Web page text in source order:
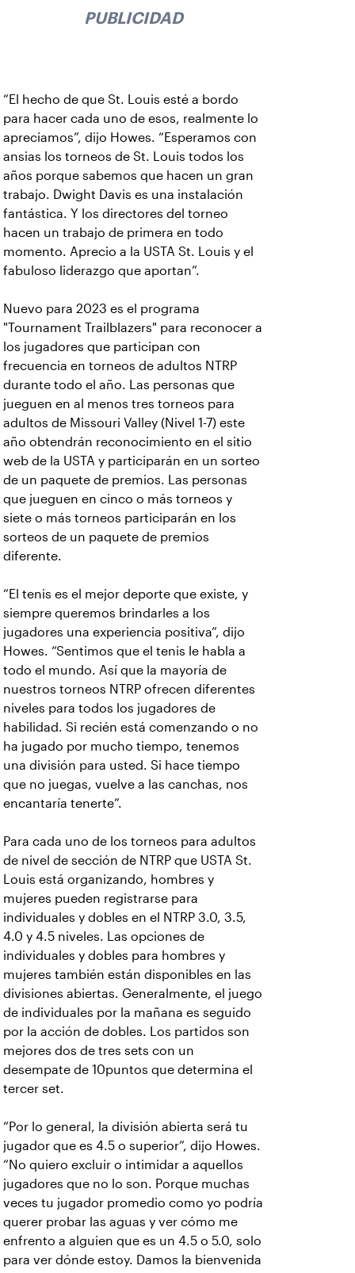
PUBLICIDAD
“El hecho de que St. Louis esté a bordo
para hacer cada uno de esos, realmente lo
apreciamos”, dijo Howes. “Esperamos con
ansias los torneos de St. Louis todos los
años porque sabemos que hacen un gran
trabajo. Dwight Davis es una instalación
fantástica. Y los directores del torneo
hacen un trabajo de primera en todo
momento. Aprecio a la USTA St. Louis y el
fabuloso liderazgo que aportan”.
Nuevo para 2023 es el programa
"Tournament Trailblazers" para reconocer a
los jugadores que participan con
frecuencia en torneos de adultos NTRP
durante todo el año. Las personas que
jueguen en al menos tres torneos para
adultos de Missouri Valley (Nivel 1-7) este
año obtendrán reconocimiento en el sitio
web de la USTA y participarán en un sorteo
de un paquete de premios. Las personas
que jueguen en cinco o más torneos y
siete o más torneos participarán en los
sorteos de un paquete de premios
diferente.
“El tenis es el mejor deporte que existe, y
siempre queremos brindarles a los
jugadores una experiencia positiva”, dijo
Howes. “Sentimos que el tenis le habla a
todo el mundo. Así que la mayoría de
nuestros torneos NTRP ofrecen diferentes
niveles para todos los jugadores de
habilidad. Si recién está comenzando o no
ha jugado por mucho tiempo, tenemos
una división para usted. Si hace tiempo
que no juegas, vuelve a las canchas, nos
encantaría tenerte”.
Para cada uno de los torneos para adultos
de nivel de sección de NTRP que USTA St.
Louis está organizando, hombres y
mujeres pueden registrarse para
individuales y dobles en el NTRP 3.0, 3.5,
4.0 y 4.5 niveles. Las opciones de
individuales y dobles para hombres y
mujeres también están disponibles en las
divisiones abiertas. Generalmente, el juego
de individuales por la mañana es seguido
por la acción de dobles. Los partidos son
mejores dos de tres sets con un
desempate de 10puntos que determina el
tercer set.
“Por lo general, la división abierta será tu
jugador que es 4.5 o superior”, dijo Howes.
“No quiero excluir o intimidar a aquellos
jugadores que no lo son. Porque muchas
veces tu jugador promedio como yo podría
querer probar las aguas y ver cómo me
enfrento a alguien que es un 4.5 o 5.0, solo
para ver dónde estoy. Damos la bienvenida